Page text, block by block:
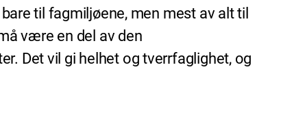
til fagmiljøene, men mest av alt til
være en del av den
Det vil gi helhet og tverrfaglighet, og